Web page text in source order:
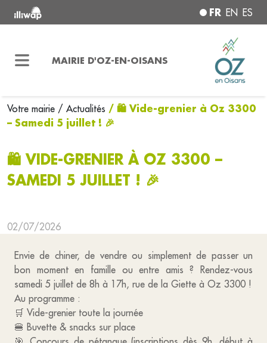
FR EN ES
MAIRIE D'OZ-EN-OISANS
Votre mairie / Actualités / 🛍️ Vide-grenier à Oz 3300
– Samedi 5 juillet ! 🎉
🛍️ VIDE-GRENIER À OZ 3300 –
SAMEDI 5 JUILLET ! 🎉
02/07/2026
Envie de chiner, de vendre ou simplement de passer un
bon moment en famille ou entre amis ? Rendez-vous
samedi 5 juillet de 8h à 17h, rue de la Giette à Oz 3300 !
Au programme :
🛒 Vide-grenier toute la journée
🍔 Buvette & snacks sur place